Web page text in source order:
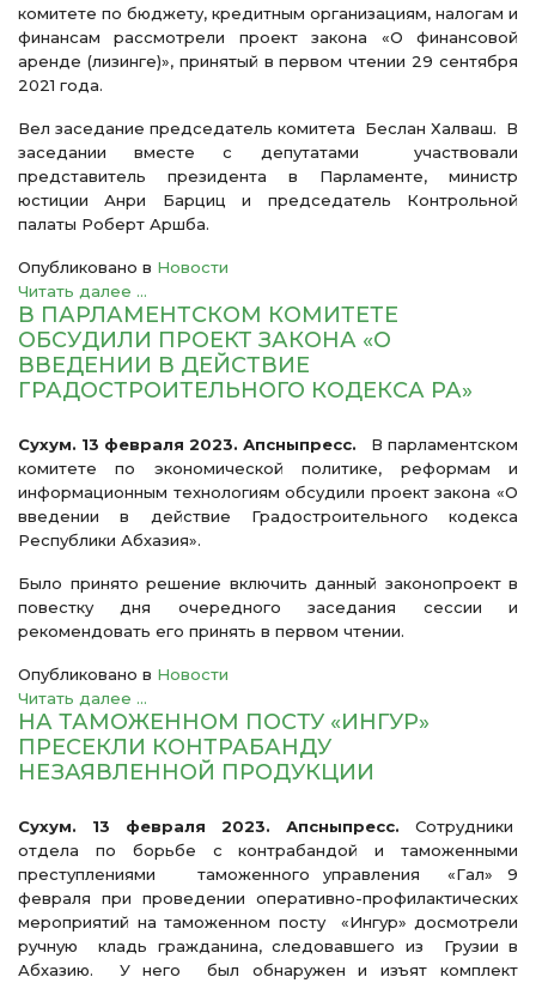
комитете по бюджету, кредитным организациям, налогам и
финансам рассмотрели проект закона «О финансовой
аренде (лизинге)», принятый в первом чтении 29 сентября
2021 года.
Вел заседание председатель комитета Беслан Халваш. В
заседании вместе с депутатами участвовали
представитель президента в Парламенте, министр
юстиции Анри Барциц и председатель Контрольной
палаты Роберт Аршба.
Опубликовано в Новости
Читать далее ...
В ПАРЛАМЕНТСКОМ КОМИТЕТЕ
ОБСУДИЛИ ПРОЕКТ ЗАКОНА «О
ВВЕДЕНИИ В ДЕЙСТВИЕ
ГРАДОСТРОИТЕЛЬНОГО КОДЕКСА РА»
Сухум. 13 февраля 2023. Апсныпресс. В парламентском
комитете по экономической политике, реформам и
информационным технологиям обсудили проект закона «О
введении в действие Градостроительного кодекса
Республики Абхазия».
Было принято решение включить данный законопроект в
повестку дня очередного заседания сессии и
рекомендовать его принять в первом чтении.
Опубликовано в Новости
Читать далее ...
НА ТАМОЖЕННОМ ПОСТУ «ИНГУР»
ПРЕСЕКЛИ КОНТРАБАНДУ
НЕЗАЯВЛЕННОЙ ПРОДУКЦИИ
Сухум. 13 февраля 2023. Апсныпресс. Сотрудники
отдела по борьбе с контрабандой и таможенными
преступлениями таможенного управления «Гал» 9
февраля при проведении оперативно-профилактических
мероприятий на таможенном посту «Ингур» досмотрели
ручную кладь гражданина, следовавшего из Грузии в
Абхазию. У него был обнаружен и изъят комплект